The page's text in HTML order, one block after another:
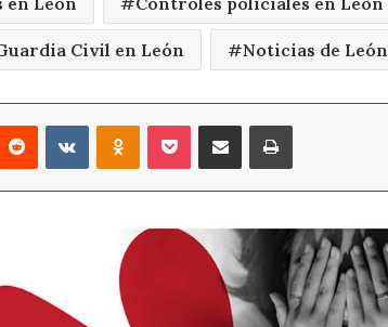
Civil en León Noticias de León
Reddit VKontakteOdnoklassniki
PocketCompartir por correo electrónicoImprimir